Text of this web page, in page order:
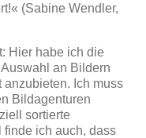
(Sabine Wendler,
Hier habe ich die
an Bildern
anzubieten. Ich muss
Bildagenturen
sortierte
finde ich auch, dass